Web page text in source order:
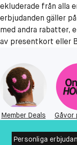
ekluderade från alla
erbjudanden gäller
med andra rabatter,
av presentkort eller
Member Deals Gåvor
Personliga